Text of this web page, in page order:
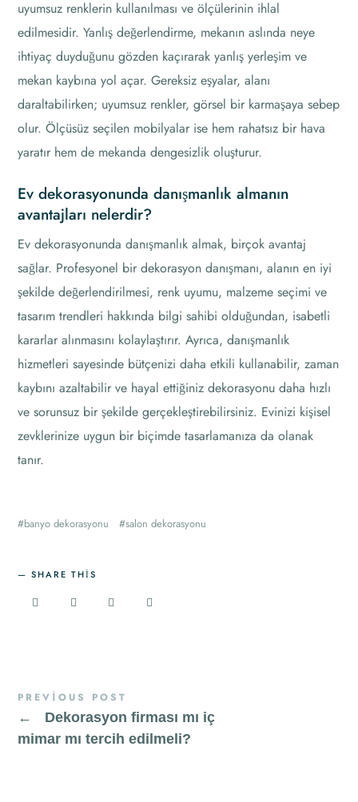
uyumsuz renklerin kullanılması ve ölçülerinin ihlal
edilmesidir. Yanlış değerlendirme, mekanın aslında neye
ihtiyaç duyduğunu gözden kaçırarak yanlış yerleşim ve
mekan kaybına yol açar. Gereksiz eşyalar, alanı
daraltabilirken; uyumsuz renkler, görsel bir karmaşaya sebep
olur. Ölçüsüz seçilen mobilyalar ise hem rahatsız bir hava
yaratır hem de mekanda dengesizlik oluşturur.
Ev dekorasyonunda danışmanlık almanın
avantajları nelerdir?
Ev dekorasyonunda danışmanlık almak, birçok avantaj
sağlar. Profesyonel bir dekorasyon danışmanı, alanın en iyi
şekilde değerlendirilmesi, renk uyumu, malzeme seçimi ve
tasarım trendleri hakkında bilgi sahibi olduğundan, isabetli
kararlar alınmasını kolaylaştırır. Ayrıca, danışmanlık
hizmetleri sayesinde bütçenizi daha etkili kullanabilir, zaman
kaybını azaltabilir ve hayal ettiğiniz dekorasyonu daha hızlı
ve sorunsuz bir şekilde gerçekleştirebilirsiniz. Evinizi kişisel
zevklerinize uygun bir biçimde tasarlamanıza da olanak
tanır.
banyo dekorasyonu salon dekorasyonu
SHARE THIS
PREVIOUS POST
←
Dekorasyon firması mı iç
mimar mı tercih edilmeli?